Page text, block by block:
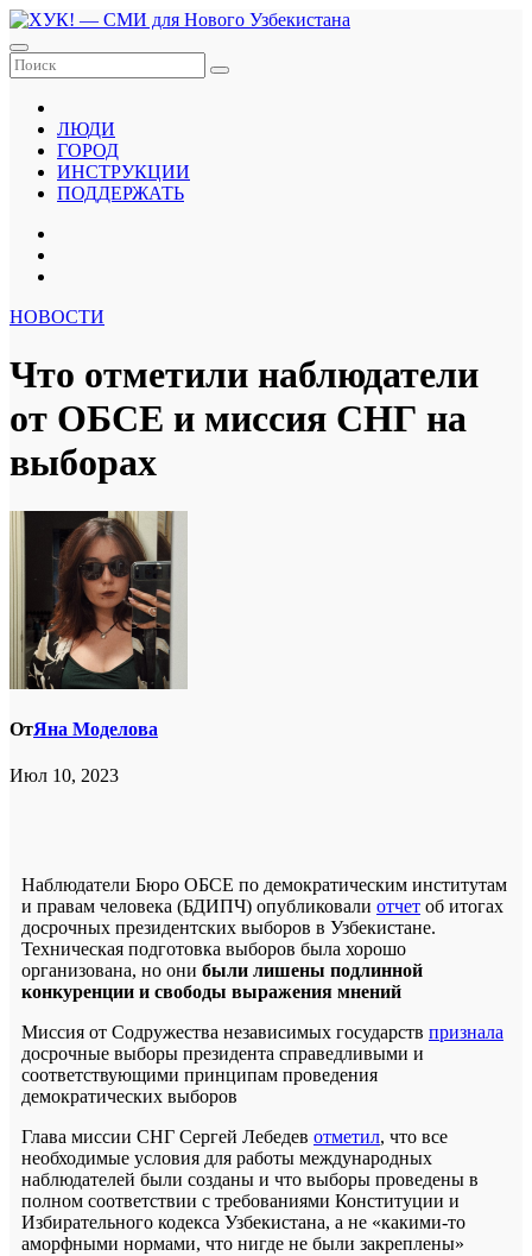
Перейти
к
содержанию
ЛЮДИ
ГОРОД
ИНСТРУКЦИИ
ПОДДЕРЖАТЬ
НОВОСТИ
Что отметили наблюдатели
от ОБСЕ и миссия СНГ на
выборах
ОтЯна Моделова
Июл 10, 2023
Наблюдатели Бюро ОБСЕ по демократическим институтам
и правам человека (БДИПЧ) опубликовали отчет об итогах
досрочных президентских выборов в Узбекистане.
Техническая подготовка выборов была хорошо
организована, но они были лишены подлинной
конкуренции и свободы выражения мнений
Миссия от Содружества независимых государств признала
досрочные выборы президента справедливыми и
соответствующими принципам проведения
демократических выборов
Глава миссии СНГ Сергей Лебедев отметил, что все
необходимые условия для работы международных
наблюдателей были созданы и что выборы проведены в
полном соответствии с требованиями Конституции и
Избирательного кодекса Узбекистана, а не «какими-то
аморфными нормами, что нигде не были закреплены»